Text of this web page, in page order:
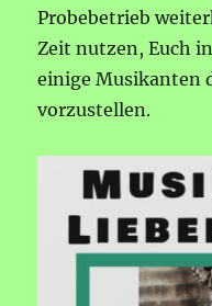
Probebetrieb
Zeit nutzen, Euch
einige Musikanten
vorzustellen.